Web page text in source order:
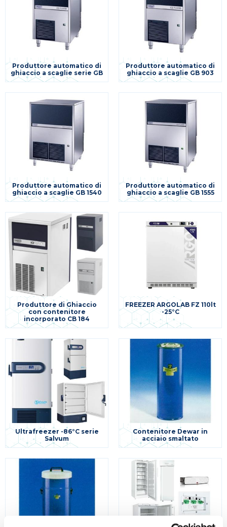
Phmetri conducimetri ossimetri
Pompe
Sistemi da vuoto e trappole
Sistemi di filtrazione
Spettrofotometri e colorimetri
Termometri e datalogger
Altra strumentazione per applicazioni specifiche
Produttore automatico di
ghiaccio a scaglie serie GB
Produttore automatico di
ghiaccio a scaglie GB 903
Produttore automatico di
ghiaccio a scaglie GB 1540
Produttore automatico di
ghiaccio a scaglie GB 1555
Produttore di Ghiaccio
con contenitore
incorporato CB 184
FREEZER ARGOLAB FZ 110lt
-25°C
Ultrafreezer -86°C serie
Salvum
Contenitore Dewar in
acciaio smaltato